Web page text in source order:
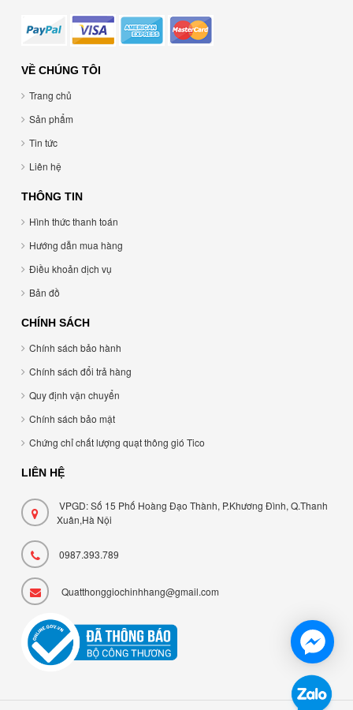
VỀ CHÚNG TÔI
Trang chủ
Sản phẩm
Tin tức
Liên hệ
THÔNG TIN
Hình thức thanh toán
Hướng dẫn mua hàng
Điều khoản dịch vụ
Bản đồ
CHÍNH SÁCH
Chính sách bảo hành
Chính sách đổi trả hàng
Quy định vận chuyển
Chính sách bảo mật
Chứng chỉ chất lượng quạt thông gió Tico
LIÊN HỆ
VPGD: Số 15 Phố Hoàng Đạo Thành, P.Khương Đình, Q.Thanh
Xuân,Hà Nội
0987.393.789
Quatthonggiochinhhang@gmail.com